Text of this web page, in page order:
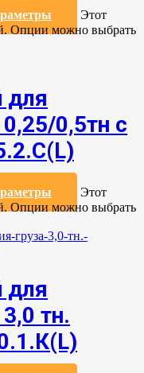
Этот
Опции можно выбрать
для
0,5тн с
Этот
Опции можно выбрать
для
тн.